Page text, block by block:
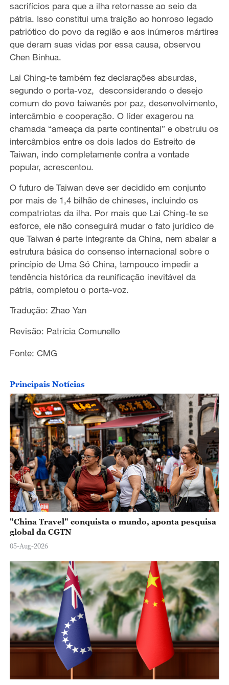
sacrifícios para que a ilha retornasse ao seio da
pátria. Isso constitui uma traição ao honroso legado
patriótico do povo da região e aos inúmeros mártires
que deram suas vidas por essa causa, observou
Chen Binhua.
Lai Ching-te também fez declarações absurdas,
segundo o porta-voz, desconsiderando o desejo
comum do povo taiwanês por paz, desenvolvimento,
intercâmbio e cooperação. O líder exagerou na
chamada “ameaça da parte continental” e obstruiu os
intercâmbios entre os dois lados do Estreito de
Taiwan, indo completamente contra a vontade
popular, acrescentou.
O futuro de Taiwan deve ser decidido em conjunto
por mais de 1,4 bilhão de chineses, incluindo os
compatriotas da ilha. Por mais que Lai Ching-te se
esforce, ele não conseguirá mudar o fato jurídico de
que Taiwan é parte integrante da China, nem abalar a
estrutura básica do consenso internacional sobre o
princípio de Uma Só China, tampouco impedir a
tendência histórica da reunificação inevitável da
pátria, completou o porta-voz.
Tradução: Zhao Yan
Revisão: Patrícia Comunello
Fonte: CMG
Principais Notícias
"China Travel" conquista o mundo, aponta pesquisa
global da CGTN
05-Aug-2026